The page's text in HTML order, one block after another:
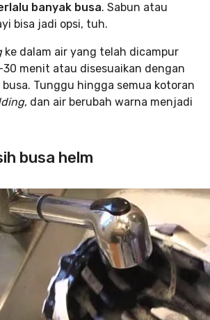
banyak busa. Sabun atau
bisa jadi opsi, tuh.
ke dalam air yang telah dicampur
30 menit atau disesuaikan dengan
Tunggu hingga semua kotoran
, dan air berubah warna menjadi
busa helm